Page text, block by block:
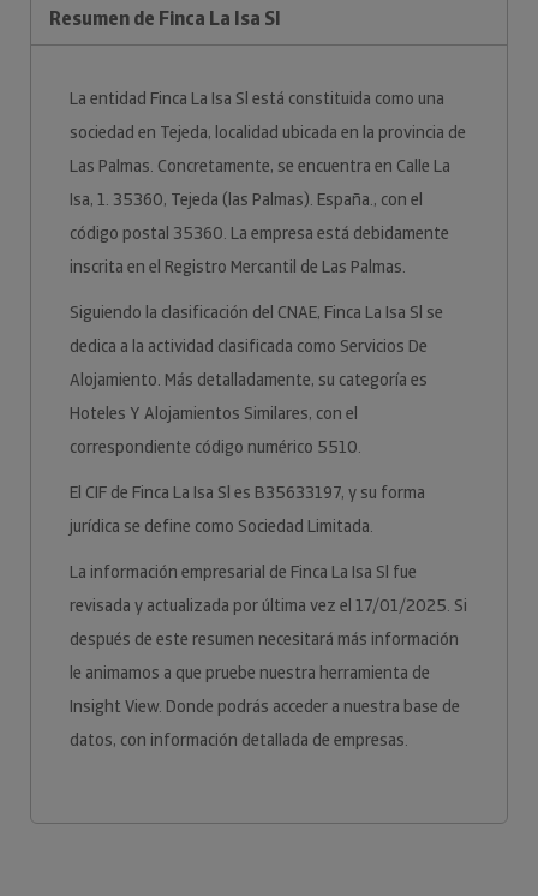
Resumen de Finca La Isa Sl
La entidad Finca La Isa Sl está constituida como una
sociedad en Tejeda, localidad ubicada en la provincia de
Las Palmas. Concretamente, se encuentra en Calle La
Isa, 1. 35360, Tejeda (las Palmas). España., con el
código postal 35360. La empresa está debidamente
inscrita en el Registro Mercantil de Las Palmas.
Siguiendo la clasificación del CNAE, Finca La Isa Sl se
dedica a la actividad clasificada como Servicios De
Alojamiento. Más detalladamente, su categoría es
Hoteles Y Alojamientos Similares, con el
correspondiente código numérico 5510.
El CIF de Finca La Isa Sl es B35633197, y su forma
jurídica se define como Sociedad Limitada.
La información empresarial de Finca La Isa Sl fue
revisada y actualizada por última vez el 17/01/2025. Si
después de este resumen necesitará más información
le animamos a que pruebe nuestra herramienta de
Insight View. Donde podrás acceder a nuestra base de
datos, con información detallada de empresas.